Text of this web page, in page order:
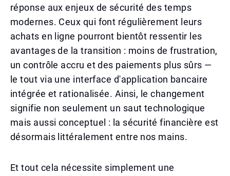
réponse aux enjeux de sécurité des temps
modernes. Ceux qui font régulièrement leurs
achats en ligne pourront bientôt ressentir les
avantages de la transition : moins de frustration,
un contrôle accru et des paiements plus sûrs —
le tout via une interface d'application bancaire
intégrée et rationalisée. Ainsi, le changement
signifie non seulement un saut technologique
mais aussi conceptuel : la sécurité financière est
désormais littéralement entre nos mains.
Et tout cela nécessite simplement une